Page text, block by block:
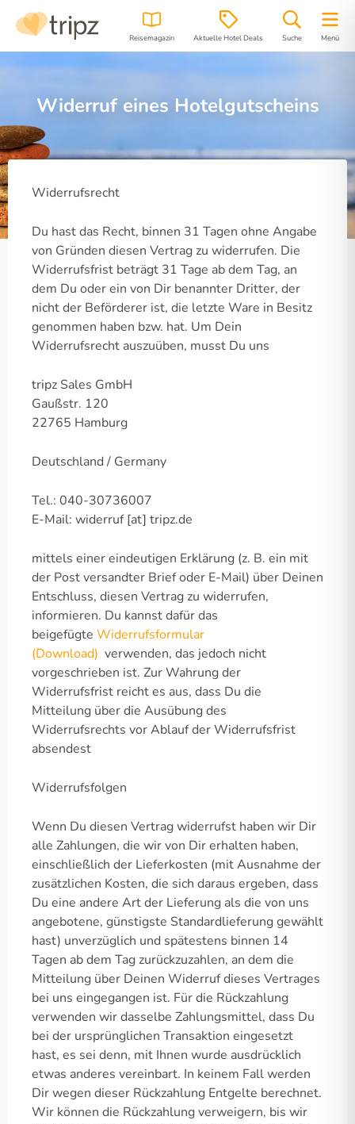
Reisemagazin Aktuelle Hotel Deals Suche Menü
Widerruf eines Hotelgutscheins
Widerrufsrecht
Du hast das Recht, binnen 31 Tagen ohne Angabe
von Gründen diesen Vertrag zu widerrufen. Die
Widerrufsfrist beträgt 31 Tage ab dem Tag, an
dem Du oder ein von Dir benannter Dritter, der
nicht der Beförderer ist, die letzte Ware in Besitz
genommen haben bzw. hat. Um Dein
Widerrufsrecht auszuüben, musst Du uns
tripz Sales GmbH
Gaußstr. 120
22765 Hamburg
Deutschland / Germany
Tel.: 040-30736007
E-Mail: widerruf [at] tripz.de
mittels einer eindeutigen Erklärung (z. B. ein mit
der Post versandter Brief oder E-Mail) über Deinen
Entschluss, diesen Vertrag zu widerrufen,
informieren. Du kannst dafür das
beigefügte Widerrufsformular
(Download) verwenden, das jedoch nicht
vorgeschrieben ist. Zur Wahrung der
Widerrufsfrist reicht es aus, dass Du die
Mitteilung über die Ausübung des
Widerrufsrechts vor Ablauf der Widerrufsfrist
absendest
Widerrufsfolgen
Wenn Du diesen Vertrag widerrufst haben wir Dir
alle Zahlungen, die wir von Dir erhalten haben,
einschließlich der Lieferkosten (mit Ausnahme der
zusätzlichen Kosten, die sich daraus ergeben, dass
Du eine andere Art der Lieferung als die von uns
angebotene, günstigste Standardlieferung gewählt
hast) unverzüglich und spätestens binnen 14
Tagen ab dem Tag zurückzuzahlen, an dem die
Mitteilung über Deinen Widerruf dieses Vertrages
bei uns eingegangen ist. Für die Rückzahlung
verwenden wir dasselbe Zahlungsmittel, dass Du
bei der ursprünglichen Transaktion eingesetzt
hast, es sei denn, mit Ihnen wurde ausdrücklich
etwas anderes vereinbart. In keinem Fall werden
Dir wegen dieser Rückzahlung Entgelte berechnet.
Wir können die Rückzahlung verweigern, bis wir